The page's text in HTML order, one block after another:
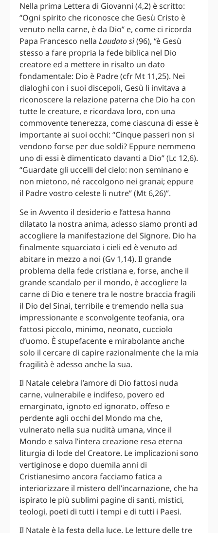
Nella prima Lettera di Giovanni (4,2) è scritto:
“Ogni spirito che riconosce che Gesù Cristo è
venuto nella carne, è da Dio” e, come ci ricorda
Papa Francesco nella Laudato sì(96), “è Gesù
stesso a fare propria la fede biblica nel Dio
creatore ed a mettere in risalto un dato
fondamentale: Dio è Padre (cfr Mt 11,25). Nei
dialoghi con i suoi discepoli, Gesù li invitava a
riconoscere la relazione paterna che Dio ha con
tutte le creature, e ricordava loro, con una
commovente tenerezza, come ciascuna di esse è
importante ai suoi occhi: “Cinque passeri non si
vendono forse per due soldi? Eppure nemmeno
uno di essi è dimenticato davanti a Dio” (Lc 12,6).
“Guardate gli uccelli del cielo: non seminano e
non mietono, né raccolgono nei granai; eppure
il Padre vostro celeste li nutre” (Mt 6,26)”.
Se in Avvento il desiderio e l’attesa hanno
dilatato la nostra anima, adesso siamo pronti ad
accogliere la manifestazione del Signore. Dio ha
finalmente squarciato i cieli ed è venuto ad
abitare in mezzo a noi (Gv 1,14). Il grande
problema della fede cristiana e, forse, anche il
grande scandalo per il mondo, è accogliere la
carne di Dio e tenere tra le nostre braccia fragili
il Dio del Sinai, terribile e tremendo nella sua
impressionante e sconvolgente teofania, ora
fattosi piccolo, minimo, neonato, cucciolo
d’uomo. È stupefacente e mirabolante anche
solo il cercare di capire razionalmente che la mia
fragilità è adesso anche la sua.
Il Natale celebra l’amore di Dio fattosi nuda
carne, vulnerabile e indifeso, povero ed
emarginato, ignoto ed ignorato, offeso e
perdente agli occhi del Mondo ma che,
vulnerato nella sua nudità umana, vince il
Mondo e salva l’intera creazione resa eterna
liturgia di lode del Creatore. Le implicazioni sono
vertiginose e dopo duemila anni di
Cristianesimo ancora facciamo fatica a
interiorizzare il mistero dell’incarnazione, che ha
ispirato le più sublimi pagine di santi, mistici,
teologi, poeti di tutti i tempi e di tutti i Paesi.
Il Natale è la festa della luce. Le letture delle tre